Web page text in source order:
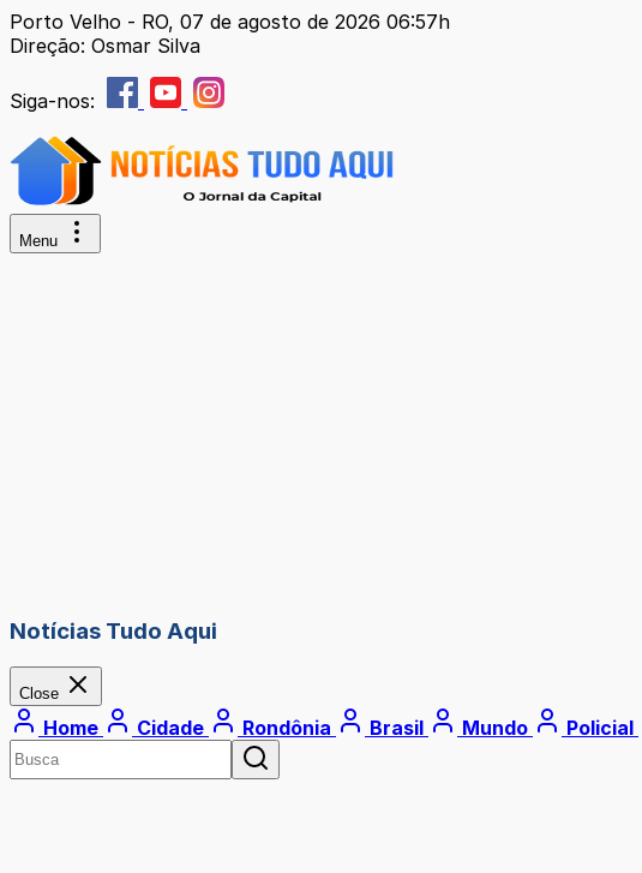
Porto Velho - RO, 07 de agosto de 2026 06:57h
Direção: Osmar Silva
Siga-nos:
Menu
Notícias Tudo Aqui
Close
Home Cidade Rondônia Brasil Mundo Policial